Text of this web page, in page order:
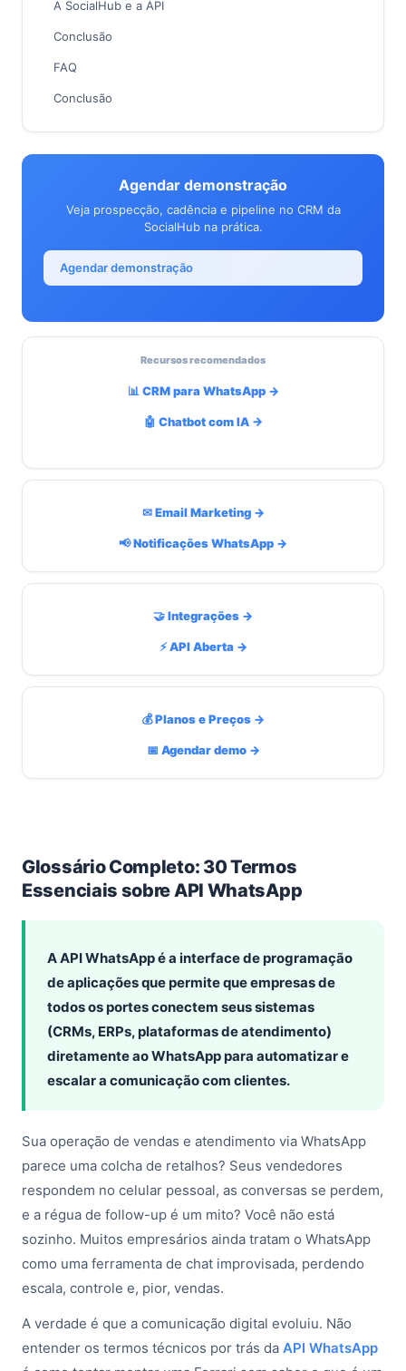
Glossário Completo: 30 Termos
Essenciais sobre API WhatsApp
A API WhatsApp é a interface de programação
de aplicações que permite que empresas de
todos os portes conectem seus sistemas
(CRMs, ERPs, plataformas de atendimento)
diretamente ao WhatsApp para automatizar e
escalar a comunicação com clientes.
Sua operação de vendas e atendimento via WhatsApp
parece uma colcha de retalhos? Seus vendedores
respondem no celular pessoal, as conversas se perdem,
e a régua de follow-up é um mito? Você não está
sozinho. Muitos empresários ainda tratam o WhatsApp
como uma ferramenta de chat improvisada, perdendo
escala, controle e, pior, vendas.
A verdade é que a comunicação digital evoluiu. Não
entender os termos técnicos por trás da API WhatsApp
A SocialHub e a API
Conclusão
FAQ
Conclusão
Agendar demonstração
Veja prospecção, cadência e pipeline no CRM da
SocialHub na prática.
Agendar demonstração
Recursos recomendados
📊 CRM para WhatsApp →
🤖 Chatbot com IA →
✉ Email Marketing →
📢 Notificações WhatsApp →
🤝 Integrações →
⚡ API Aberta →
💰 Planos e Preços →
📅 Agendar demo →